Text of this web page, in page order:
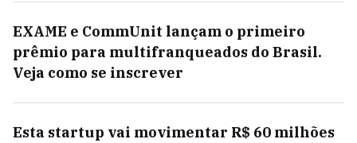
EXAME e CommUnit lançam o primeiro
prêmio para multifranqueados do Brasil.
Veja como se inscrever
Esta startup vai movimentar R$ 60 milhões